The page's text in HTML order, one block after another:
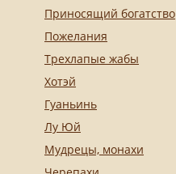
Приносящий богатство
Пожелания
Трехлапые жабы
Хотэй
Гуаньинь
Лу Юй
Мудрецы, монахи